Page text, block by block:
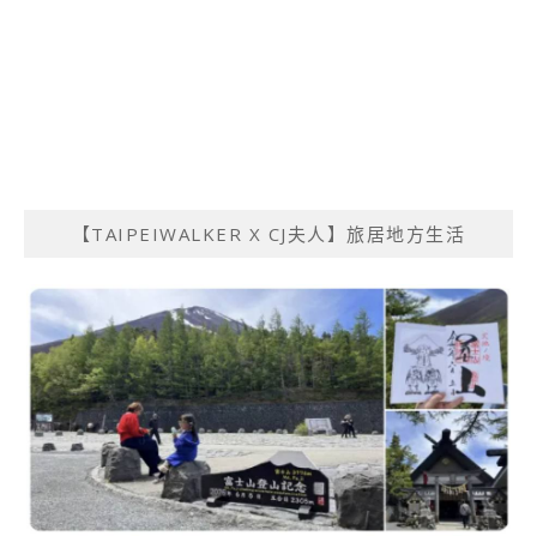
【TAIPEIWALKER X CJ夫人】旅居地方生活